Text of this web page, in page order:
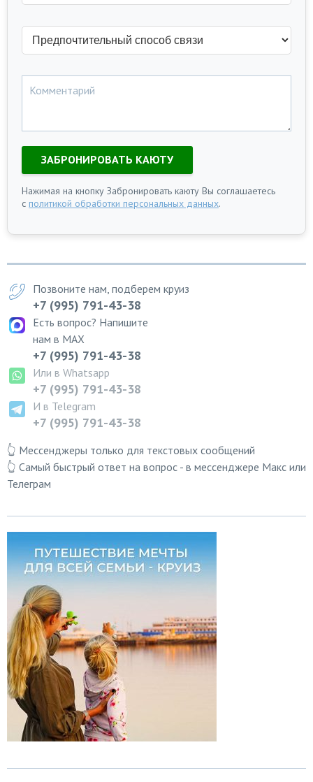
ЗАБРОНИРОВАТЬ КАЮТУ
Нажимая на кнопку Забронировать каюту Вы соглашаетесь
с политикой обработки персональных данных.
Позвоните нам, подберем круиз
+7 (995) 791-43-38
Есть вопрос? Напишите
нам в MAX
+7 (995) 791-43-38
Или в Whatsapp
+7 (995) 791-43-38
И в Telegram
+7 (995) 791-43-38
👆 Мессенджеры только для текстовых сообщений
👆 Самый быстрый ответ на вопрос - в мессенджере Макс или
Телеграм